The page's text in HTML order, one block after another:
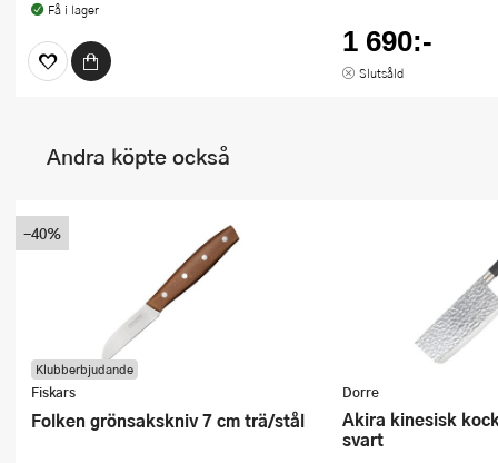
Få i lager
1 690:-
Slutsåld
Andra köpte också
Klubberbjudande
Fiskars
Folken grönsakskniv 7 cm trä/stål
-40%
Dorre
Akira kinesisk kockkniv 30,7 cm
svart